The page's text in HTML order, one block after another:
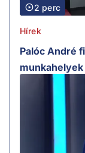
2 perc
Hírek
Palóc André